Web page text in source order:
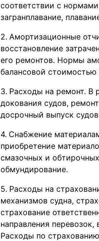
соответствии с
загранплавание,
Амортизационные
восстановление
его ремонтов. Нормы
балансовой
Расходы на ремонт. В
докования судов,
досрочный выпуск
Снабжение
приобретение
смазочных и
обмундирование.
Расходы на
механизмов судна,
страхование
направления
Расходы по